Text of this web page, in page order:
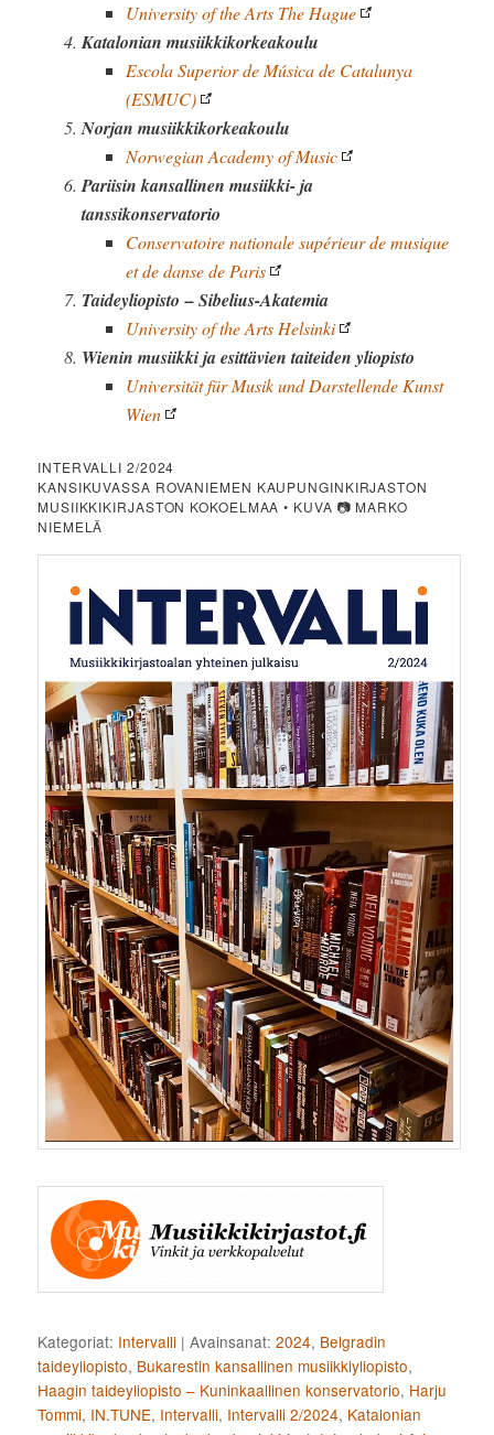
University of the Arts The Hague
Katalonian musiikkikorkeakoulu
Escola Superior de Música de Catalunya
(ESMUC)
Norjan musiikkikorkeakoulu
Norwegian Academy of Music
Pariisin kansallinen musiikki- ja
tanssikonservatorio
Conservatoire nationale supérieur de musique
et de danse de Paris
Taideyliopisto – Sibelius-Akatemia
University of the Arts Helsinki
Wienin musiikki ja esittävien taiteiden yliopisto
Universität für Musik und Darstellende Kunst
Wien
INTERVALLI 2/2024
KANSIKUVASSA ROVANIEMEN KAUPUNGINKIRJASTON
MUSIIKKIKIRJASTON KOKOELMAA • KUVA 📷 MARKO
NIEMELÄ
Kategoriat: Intervalli |Avainsanat: 2024, Belgradin
taideyliopisto, Bukarestin kansallinen musiikkiyliopisto,
Haagin taideyliopisto – Kuninkaallinen konservatorio, Harju
Tommi, IN.TUNE, Intervalli, Intervalli 2/2024, Katalonian